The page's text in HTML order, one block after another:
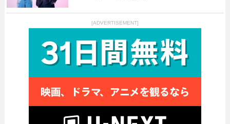
[ADVERTISEMENT]